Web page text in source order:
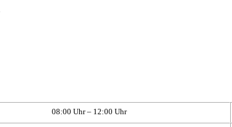
08:00 Uhr – 12:00 Uhr